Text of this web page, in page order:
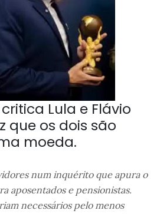
Lula e Flávio
que os dois são
moeda.
num inquérito que apura o
aposentados e pensionistas.
necessários pelo menos